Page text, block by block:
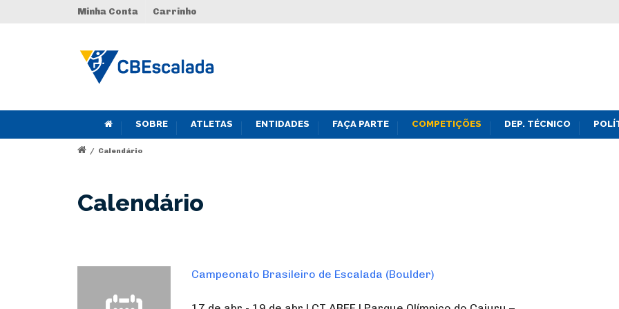
Minha Conta Carrinho
SOBRE ATLETAS ENTIDADES FAÇA PARTE COMPETIÇÕES DEP. TÉCNICO
/ Calendário
Calendário
Campeonato Brasileiro de Escalada (Boulder)